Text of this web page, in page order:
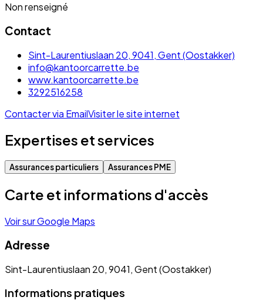
Non renseigné
Contact
Sint-Laurentiuslaan 20, 9041, Gent (Oostakker)
info@kantoorcarrette.be
www.kantoorcarrette.be
3292516258
Contacter via EmailVisiter le site internet
Expertises et services
Assurances particuliers Assurances PME
Carte et informations d'accès
Voir sur Google Maps
Adresse
Sint-Laurentiuslaan 20, 9041, Gent (Oostakker)
Informations pratiques